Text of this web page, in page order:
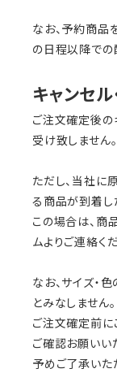
なお、予約商品
の日程以降での
キャンセル
ご注文確定後の
受け致しません。
ただし、当社に
る商品が到着し
この場合は、商
ムよりご連絡くだ
なお、サイズ・
とみなしません。
ご注文確定前に
ご確認お願いい
予めご了承いた